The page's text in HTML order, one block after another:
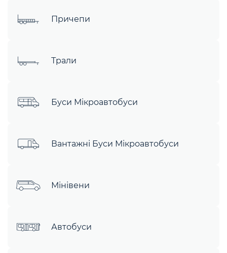
Причепи
Трали
Буси Мікроавтобуси
Вантажні Буси Мікроавтобуси
Мінівени
Автобуси